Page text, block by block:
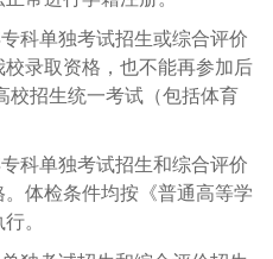
科单独考试招生或综合评价
录取资格， 也不能再参加后
校招生统一考试（包括体育
科单独考试招生和综合评价
体检条件均按《普通高等学
。